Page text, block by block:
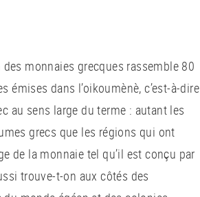
monnaies grecques rassemble 80
émises dans l’oikoumènè, c’est-à-dire
au sens large du terme : autant les
grecs que les régions qui ont
de la monnaie tel qu’il est conçu par
trouve-t-on aux côtés des